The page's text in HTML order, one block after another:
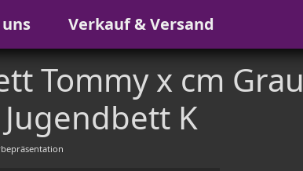
Verkauf & Versand
Tommy x cm Grau
K